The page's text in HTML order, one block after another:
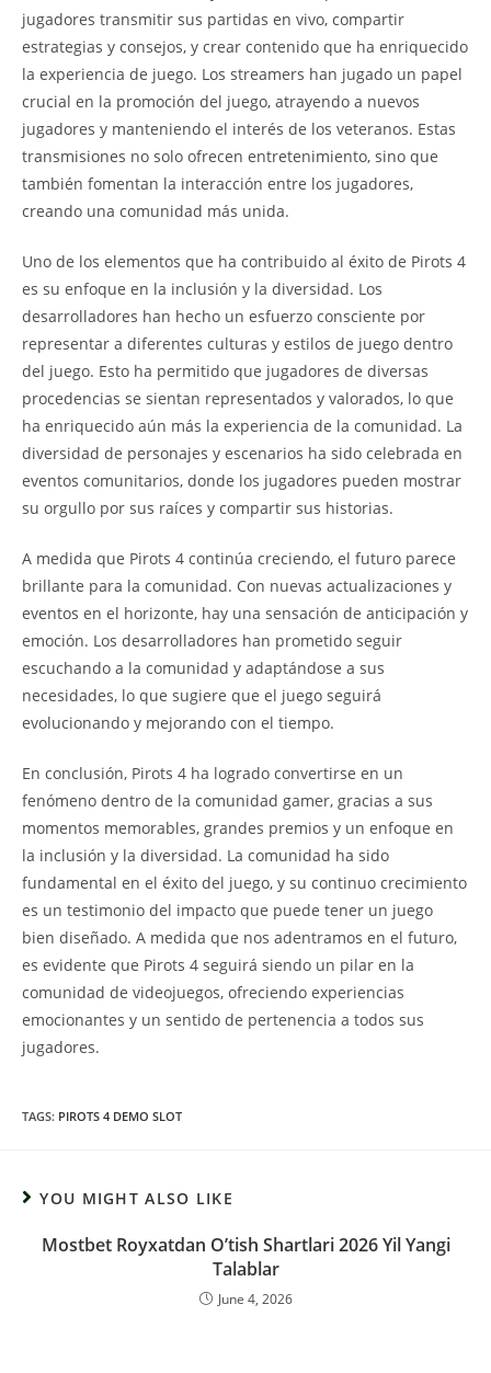
jugadores transmitir sus partidas en vivo, compartir
estrategias y consejos, y crear contenido que ha enriquecido
la experiencia de juego. Los streamers han jugado un papel
crucial en la promoción del juego, atrayendo a nuevos
jugadores y manteniendo el interés de los veteranos. Estas
transmisiones no solo ofrecen entretenimiento, sino que
también fomentan la interacción entre los jugadores,
creando una comunidad más unida.
Uno de los elementos que ha contribuido al éxito de Pirots 4
es su enfoque en la inclusión y la diversidad. Los
desarrolladores han hecho un esfuerzo consciente por
representar a diferentes culturas y estilos de juego dentro
del juego. Esto ha permitido que jugadores de diversas
procedencias se sientan representados y valorados, lo que
ha enriquecido aún más la experiencia de la comunidad. La
diversidad de personajes y escenarios ha sido celebrada en
eventos comunitarios, donde los jugadores pueden mostrar
su orgullo por sus raíces y compartir sus historias.
A medida que Pirots 4 continúa creciendo, el futuro parece
brillante para la comunidad. Con nuevas actualizaciones y
eventos en el horizonte, hay una sensación de anticipación y
emoción. Los desarrolladores han prometido seguir
escuchando a la comunidad y adaptándose a sus
necesidades, lo que sugiere que el juego seguirá
evolucionando y mejorando con el tiempo.
En conclusión, Pirots 4 ha logrado convertirse en un
fenómeno dentro de la comunidad gamer, gracias a sus
momentos memorables, grandes premios y un enfoque en
la inclusión y la diversidad. La comunidad ha sido
fundamental en el éxito del juego, y su continuo crecimiento
es un testimonio del impacto que puede tener un juego
bien diseñado. A medida que nos adentramos en el futuro,
es evidente que Pirots 4 seguirá siendo un pilar en la
comunidad de videojuegos, ofreciendo experiencias
emocionantes y un sentido de pertenencia a todos sus
jugadores.
TAGS: PIROTS 4 DEMO SLOT
YOU MIGHT ALSO LIKE
Mostbet Royxatdan O’tish Shartlari 2026 Yil Yangi
Talablar
June 4, 2026